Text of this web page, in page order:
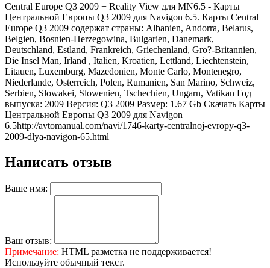
Central Europe Q3 2009 + Reality View для МN6.5 - Карты
Центральной Европы Q3 2009 для Navigon 6.5. Карты Central
Europe Q3 2009 содержат страны: Albanien, Andorra, Belarus,
Belgien, Bosnien-Herzegowina, Bulgarien, Danemark,
Deutschland, Estland, Frankreich, Griechenland, Gro?-Britannien,
Die Insel Man, Irland , Italien, Kroatien, Lettland, Liechtenstein,
Litauen, Luxemburg, Mazedonien, Monte Carlo, Montenegro,
Niederlande, Osterreich, Polen, Rumanien, San Marino, Schweiz,
Serbien, Slowakei, Slowenien, Tschechien, Ungarn, Vatikan Год
выпуска: 2009 Версия: Q3 2009 Размер: 1.67 Gb Скачать Карты
Центральной Европы Q3 2009 для Navigon
6.5http://avtomanual.com/navi/1746-karty-centralnoj-evropy-q3-
2009-dlya-navigon-65.html
Написать отзыв
Ваше имя:
Ваш отзыв:
Примечание: HTML разметка не поддерживается!
Используйте обычный текст.